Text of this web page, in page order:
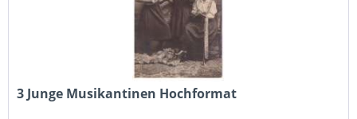
3 Junge Musikantinen Hochformat